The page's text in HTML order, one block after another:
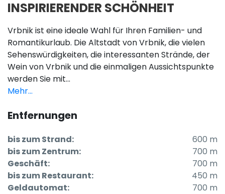
INSPIRIERENDER SCHÖNHEIT
Vrbnik ist eine ideale Wahl für Ihren Familien- und
Romantikurlaub. Die Altstadt von Vrbnik, die vielen
Sehenswürdigkeiten, die interessanten Strände, der
Wein von Vrbnik und die einmaligen Aussichtspunkte
werden Sie mit...
Mehr...
Entfernungen
bis zum Strand:
600 m
bis zum Zentrum:
700 m
Geschäft:
700 m
bis zum Restaurant:
450 m
Geldautomat:
700 m